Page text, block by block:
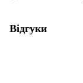
Відгуки